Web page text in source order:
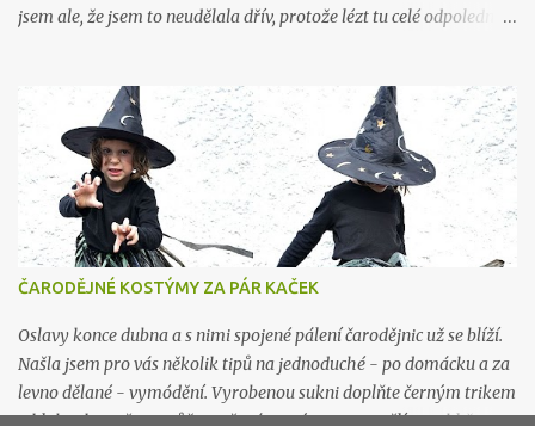
jsem ale, že jsem to neudělala dřív, protože lézt tu celé odpoledne
odvezl děti na pár dní na chalupu, takže doháním resty a
odpočívám! Hnízdo je hotové, všichni jsme to přežili a já mám pro
vás návod i s nákresem. Co budete potřebovat: 2 m látky (bavlna,
ideálně bez elastanu - když chcete rozdílnou spodní a horní část,
tak 1 metr od každé barvy nebo vzoru) 2 m rouna 150 cm šíře (já
jsem použila duté vlákno v kuse, ale můžete mít třeba ovčí rouno)
0,5 m tenkého molitanu (nebo vatelínu, dutého vlákna, ovčího
nákres a střih na papír. Já jsem našla střih na internetu, ale
výsled...
ČARODĚJNÉ KOSTÝMY ZA PÁR KAČEK
Oslavy konce dubna a s nimi spojené pálení čarodějnic už se blíží.
Našla jsem pro vás několik tipů na jednoduché - po domácku a za
levno dělané - vymódění. Vyrobenou sukni doplňte černým trikem
a kloboukem, šaty můžete převázat výraznou mašlí, na obličej